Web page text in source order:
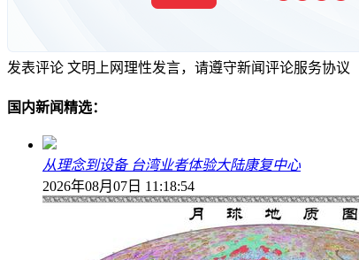
发表评论 文明上网理性发言，请遵守新闻评论服务协议
国内新闻精选：
从理念到设备 台湾业者体验大陆康复中心
2026年08月07日 11:18:54